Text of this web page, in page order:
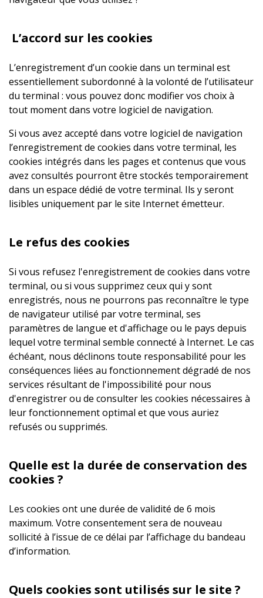
L’accord sur les cookies
L’enregistrement d’un cookie dans un terminal est
essentiellement subordonné à la volonté de l’utilisateur
du terminal : vous pouvez donc modifier vos choix à
tout moment dans votre logiciel de navigation.
Si vous avez accepté dans votre logiciel de navigation
l’enregistrement de cookies dans votre terminal, les
cookies intégrés dans les pages et contenus que vous
avez consultés pourront être stockés temporairement
dans un espace dédié de votre terminal. Ils y seront
lisibles uniquement par le site Internet émetteur.
Le refus des cookies
Si vous refusez l'enregistrement de cookies dans votre
terminal, ou si vous supprimez ceux qui y sont
enregistrés, nous ne pourrons pas reconnaître le type
de navigateur utilisé par votre terminal, ses
paramètres de langue et d'affichage ou le pays depuis
lequel votre terminal semble connecté à Internet. Le cas
échéant, nous déclinons toute responsabilité pour les
conséquences liées au fonctionnement dégradé de nos
services résultant de l'impossibilité pour nous
d'enregistrer ou de consulter les cookies nécessaires à
leur fonctionnement optimal et que vous auriez
refusés ou supprimés.
Quelle est la durée de conservation des
cookies ?
Les cookies ont une durée de validité de 6 mois
maximum. Votre consentement sera de nouveau
sollicité à l’issue de ce délai par l’affichage du bandeau
d’information.
Quels cookies sont utilisés sur le site ?